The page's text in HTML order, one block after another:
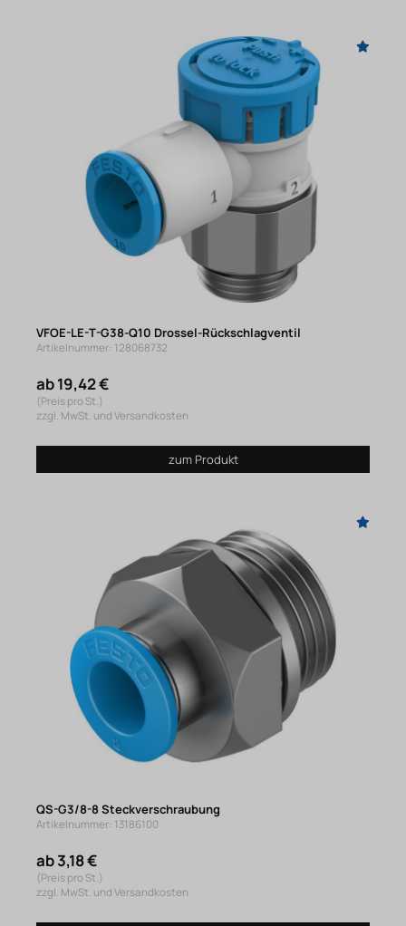
VFOE-LE-T-G38-Q10 Drossel-Rückschlagventil
Artikelnummer: 128068732
ab 19,42 €
(Preis pro St.)
zzgl. MwSt. und Versandkosten
zum Produkt
QS-G3/8-8 Steckverschraubung
Artikelnummer: 13186100
ab 3,18 €
(Preis pro St.)
zzgl. MwSt. und Versandkosten